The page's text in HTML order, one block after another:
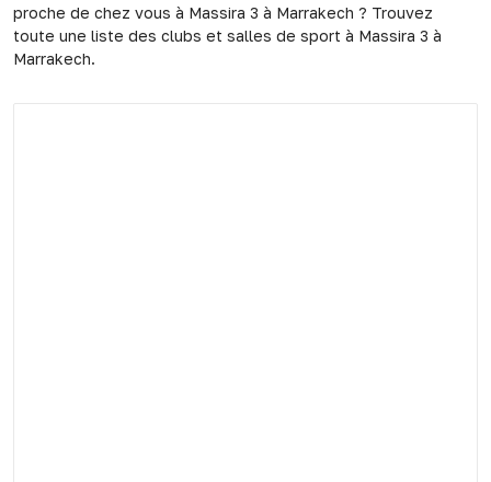
proche de chez vous à Massira 3 à Marrakech ? Trouvez
toute une liste des clubs et salles de sport à Massira 3 à
Marrakech.